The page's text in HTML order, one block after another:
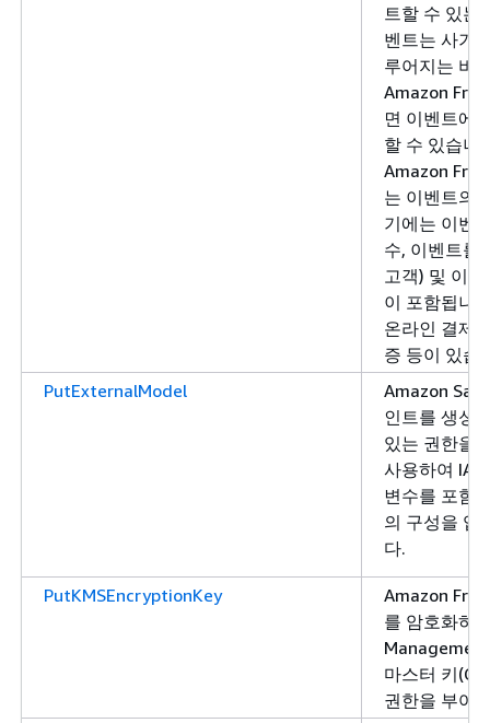
트할 수 있는
벤트는 사기
루어지는 비
Amazon
면 이벤트에
할 수 있습니
Amazon
는 이벤트의
기에는 이벤
수, 이벤트를
고객) 및 이
이 포함됩니
온라인 결제
증 등이 있습
PutExternalModel
Amazon
인트를 생성
있는 권한을
사용하여
변수를 포함
의 구성을 업
다.
PutKMSEncryptionKey
Amazon
를 암호화하
마스터 키
권한을 부여